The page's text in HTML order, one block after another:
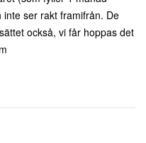
ser rakt framifrån. De
också, vi får hoppas det